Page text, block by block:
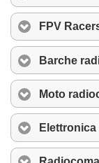
FPV
Barche
Moto
Elettronica